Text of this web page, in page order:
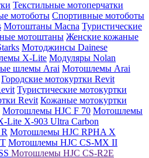
Текстильные мотоперчатки
мотоботы Спортивные мотоботы
Мотоштаны Macna Туристические
мотоштаны Женские кожаные
Мотоджинсы Dainese
X-Lite Модуляры Nolan
шлемы Arai Мотошлемы Arai
Городские мотокуртки Revit
Туристические мотокуртки
Revit Кожаные мотокуртки
Мотошлемы HJC F 70 Мотошлемы
X-903 Ultra Carbon
Мотошлемы HJC RPHA X
Мотошлемы HJC CS-MX II
Мотошлемы HJC CS-R2E